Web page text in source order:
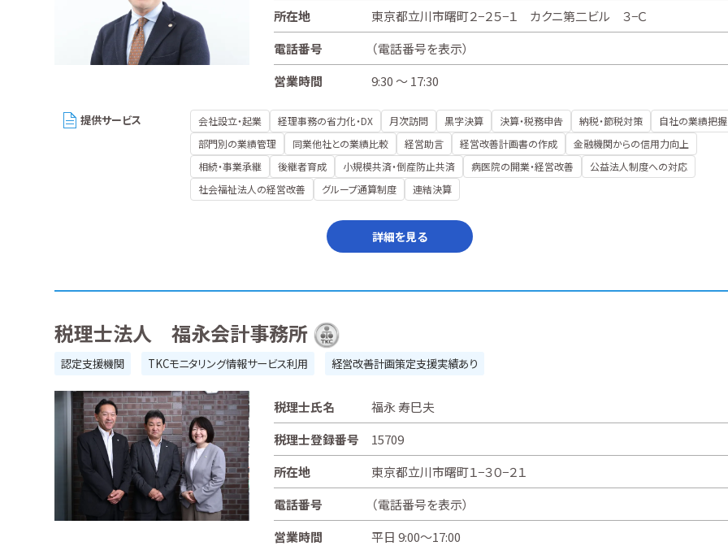
所在地
東京都立川市曙町２−２５−１ カクニ第二ビル ３−Ｃ
電話番号
（電話番号を表示）
営業時間
9:30 ～ 17:30
提供サービス 会社設立・起業 経理事務の省力化・DX 月次訪問 黒字決算 決算・税務申告 納税・節税対策
自社の業績把握
部門別の業績管理
同業他社との業績比較 経営助言 経営改善計画書の作成
金融機関からの信用力向上
相続・事業承継
後継者育成 小規模共済・倒産防止共済 病医院の開業・経営改善
公益法人制度への対応
社会福祉法人の経営改善
グループ通算制度 連結決算
詳細を見る
税理士法人 福永会計事務所
認定支援機関 TKCモニタリング情報サービス利用 経営改善計画策定支援実績あり
税理士氏名
福永 寿巳夫
税理士登録番号
15709
所在地
東京都立川市曙町１−３０−２１
電話番号
（電話番号を表示）
営業時間
平日 9:00～17:00